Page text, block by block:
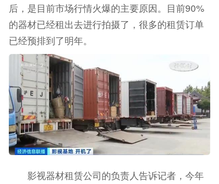
后，是目前市场行情火爆的主要原因。目前90%
的器材已经租出去进行拍摄了，很多的租赁订单
已经预排到了明年。
影视器材租赁公司的负责人告诉记者，今年